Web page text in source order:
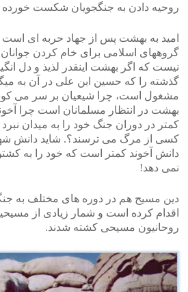
روحیه دادن به جنگجویان شکست
امید به بهشت پس از جهاد حربه ای است
گروههای اسلامی برای خام کردن
گذشته را که حسین ابن علی در آن به
مشغول است، چرا شیعیان بر سر می
بهشت در انتظار مسلمانان است چرا
کمتر در دوران جنگ خود را به میدان
کسی از مرگ می ترسند؟. شاید دانش
دانش آخوند کمتر است که خود را به
نمی دهد!
دین مسیح هم در دوره های مختلف به
اقدام کرده است و شمار زیادی از
روحانیون مسیحی کشته شدند.